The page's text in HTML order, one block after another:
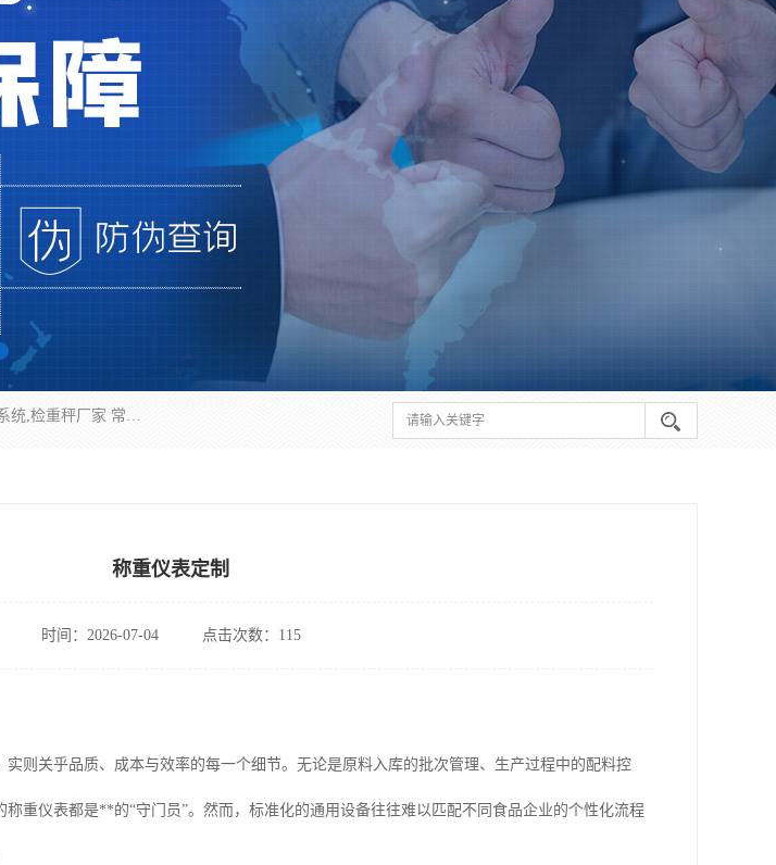
企业环保门禁电子台账系统，称重模块，配料称重系统,称重模块厂家,地磅称重系统,检重秤厂家 常州华青自动化主营：称重模块、无人值守称重系统、配料称重系统、地磅称重系统、检重秤、托利多称重模块等产品。各种称重软件，移动源环保门禁电子台账系统软件。 常州华青自动化系统有限公司7*24的电话支持服务、项目现场开发服务、新功能定制研发服务，产品培训、远程维护，现场安装调试工程等。
称重仪表定制
时间：2026-07-04 点击次数：115
则关乎品质、成本与效率的每一个细节。无论是原料入库的批次管理、生产过程中的配料控
重仪表都是**的“守门员”。然而，标准化的通用设备往往难以匹配不同食品企业的个性化流程